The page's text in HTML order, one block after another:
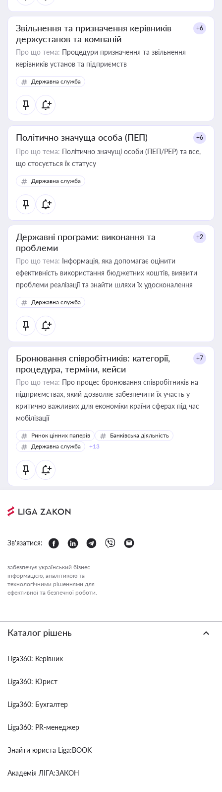
Звільнення та призначення керівників
держустанов та компаній
+6
Про що тема: Процедури призначення та звільнення
керівників установ та підприємств
Державна служба
Політично значуща особа (ПЕП) +6
Про що тема: Політично значущі особи (ПЕП/PEP) та все,
що стосується їх статусу
Державна служба
Державні програми: виконання та
проблеми
+2
Про що тема: Інформація, яка допомагає оцінити
ефективність використання бюджетних коштів, виявити
проблеми реалізації та знайти шляхи їх удосконалення
Державна служба
Бронювання співробітників: категорії,
процедура, терміни, кейси
+7
Про що тема: Про процес бронювання співробітників на
підприємствах, який дозволяє забезпечити їх участь у
критично важливих для економіки країни сферах під час
мобілізації
Ринок цінних паперів
Банківська діяльність
Державна служба
+13
Зв'язатися:
забезпечує український бізнес
інформацією, аналітикою та
технологічними рішеннями для
ефективної та безпечної роботи.
Каталог рішень
Liga360: Керівник
Liga360: Юрист
Liga360: Бухгалтер
Liga360: PR-менеджер
Знайти юриста Liga:BOOK
Академія ЛІГА:ЗАКОН